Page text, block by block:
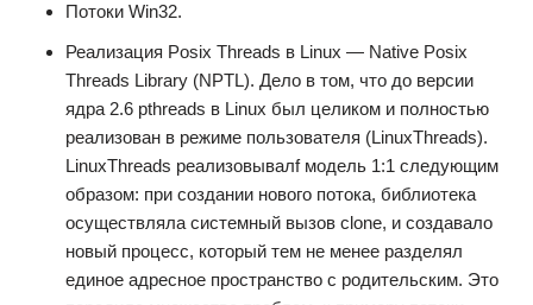
Потоки Win32.
Реализация Posix Threads в Linux — Native Posix
Threads Library (NPTL). Дело в том, что до версии
ядра 2.6 pthreads в Linux был целиком и полностью
реализован в режиме пользователя (LinuxThreads).
LinuxThreads реализовывалf модель 1:1 следующим
образом: при создании нового потока, библиотека
осуществляла системный вызов clone, и создавало
новый процесс, который тем не менее разделял
единое адресное пространство с родительским. Это